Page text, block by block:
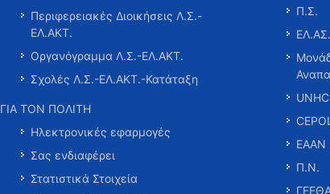
Περιφερειακές Διοικήσεις Λ.Σ.-
ΕΛ.ΑΚΤ.
Οργανόγραμμα Λ.Σ.-ΕΛ.ΑΚΤ.
Σχολές Λ.Σ.-ΕΛ.ΑΚΤ.-Κατάταξη
ΓΙΑ ΤΟΝ ΠΟΛΙΤΗ
Ηλεκτρονικές εφαρμογές
Σας ενδιαφέρει
Στατιστικά Στοιχεία
Π.Σ.
ΕΛ.ΑΣ.
CEPOL
ΕΑΑΝ
Π.Ν.